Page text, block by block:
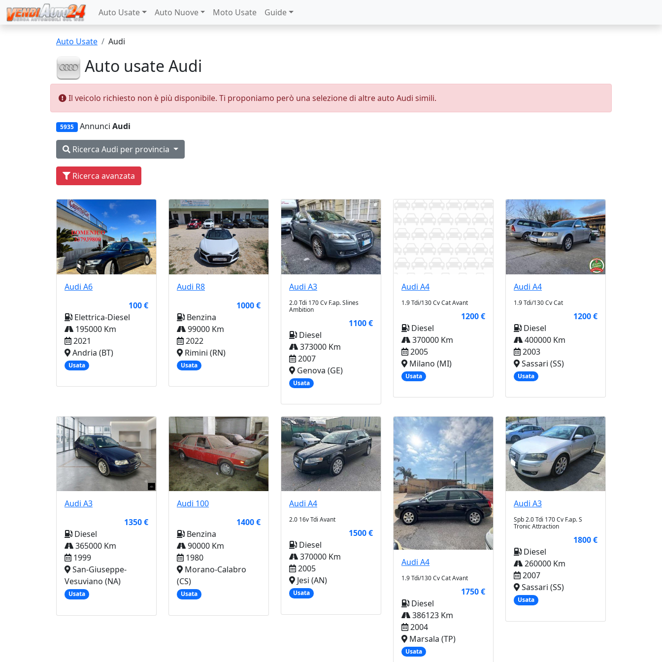
Auto Usate Auto Nuove Moto Usate Guide
Auto Usate Audi
Auto usate Audi
Il veicolo richiesto non è più disponibile. Ti proponiamo però una selezione di altre auto Audi simili.
5935 Annunci Audi
Ricerca Audi per provincia
Ricerca avanzata
Audi A6
100 €
Elettrica-Diesel
195000 Km
2021
Andria (BT)
Usata
Audi R8
1000 €
Benzina
99000 Km
2022
Rimini (RN)
Usata
Audi A3
2.0 Tdi 170 Cv F.ap. Slines
Ambition
1100 €
Diesel
373000 Km
2007
Genova (GE)
Usata
Audi A4
1.9 Tdi/130 Cv Cat Avant
1200 €
Diesel
370000 Km
2005
Milano (MI)
Usata
Audi A4
1.9 Tdi/130 Cv Cat
1200 €
Diesel
400000 Km
2003
Sassari (SS)
Usata
Audi A3
1350 €
Diesel
365000 Km
1999
San-Giuseppe-
Vesuviano (NA)
Usata
Audi 100
1400 €
Benzina
90000 Km
1980
Morano-Calabro
(CS)
Usata
Audi A4
2.0 16v Tdi Avant
1500 €
Diesel
370000 Km
2005
Jesi (AN)
Usata
Audi A4
1.9 Tdi/130 Cv Cat Avant
1750 €
Diesel
386123 Km
2004
Marsala (TP)
Usata
Audi A3
Spb 2.0 Tdi 170 Cv F.ap. S
Tronic Attraction
1800 €
Diesel
260000 Km
2007
Sassari (SS)
Usata